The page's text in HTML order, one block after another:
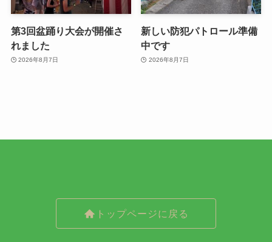
第3回盆踊り大会が開催さ
れました
2026年8月7日
新しい防犯パトロール準備
中です
2026年8月7日
トップページに戻る